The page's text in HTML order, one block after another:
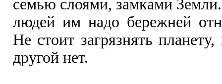
семью слоями, замками
людей им надо бережней
Не стоит загрязнять
другой нет.